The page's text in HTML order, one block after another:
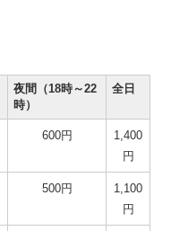
夜間（18時～22
時）
全日
600円
1,400
円
500円
1,100
円